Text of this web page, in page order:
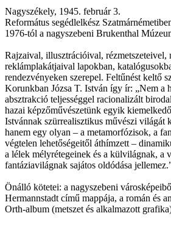
Nagyszékely, 1945. február 3.
Református segédlelkész
1976-tól a nagyszebeni Brukenthal
Rajzaival, illusztrációival, rézmetszeteivel,
reklámplakátjaival lapokban,
rendezvényeken szerepel. Feltűnést keltő
Korunkban Józsa T. István így ír: „Nem a
absztrakció teljességgel racionalizált
hazai képzőművészetünk egyik
Istvánnak szürrealisztikus művészi világát
hanem egy olyan – a metamorfózisok, a
végtelen lehetőségeitől áthímzett –
a lélek mélyrétegeinek és a külvilágnak, a
fantáziavilágnak sajátos oldódása
Önálló kötetei: a nagyszebeni
Hermannstadt című mappája, a román és
Orth-album (metszet és alkalmazott